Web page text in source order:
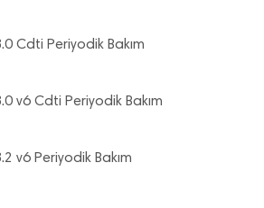
Cdti Periyodik Bakım
v6 Cdti Periyodik Bakım
v6 Periyodik Bakım